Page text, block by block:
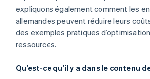
expliquons également comment les
allemandes peuvent réduire leurs
des exemples pratiques
ressources.
Qu’est-ce qu’il y a dans le contenu